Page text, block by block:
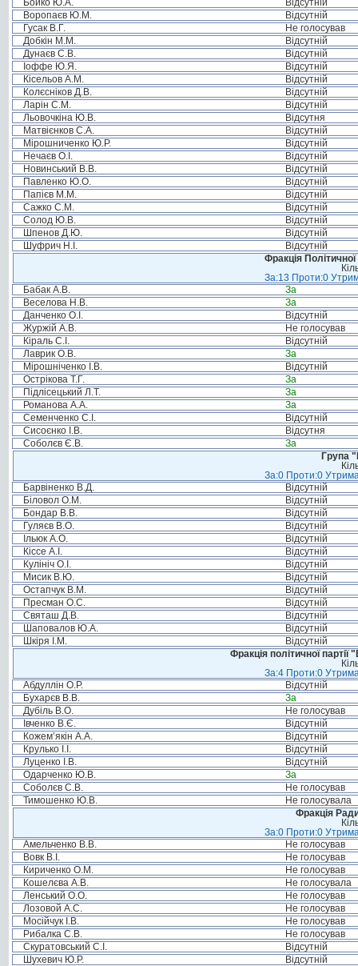
Бойко Ю.А.
Відсутній
Воропаєв Ю.М.
Відсутній
Гусак В.Г.
Не голосував
Добкін М.М.
Відсутній
Дунаєв С.В.
Відсутній
Іоффе Ю.Я.
Відсутній
Кісельов А.М.
Відсутній
Колєсніков Д.В.
Відсутній
Ларін С.М.
Відсутній
Льовочкіна Ю.В.
Відсутня
Матвієнков С.А.
Відсутній
Мірошниченко Ю.Р.
Відсутній
Нечаєв О.І.
Відсутній
Новинський В.В.
Відсутній
Павленко Ю.О.
Відсутній
Папієв М.М.
Відсутній
Сажко С.М.
Відсутній
Солод Ю.В.
Відсутній
Шпенов Д.Ю.
Відсутній
Шуфрич Н.І.
Відсутній
Фракція
За:13 Проти:0
Бабак А.В.
За
Веселова Н.В.
За
Данченко О.І.
Відсутній
Журжій А.В.
Не голосував
Кіраль С.І.
Відсутній
Лаврик О.В.
За
Мірошніченко І.В.
Відсутній
Острікова Т.Г.
За
Підлісецький Л.Т.
За
Романова А.А.
За
Семенченко С.І.
Відсутній
Сисоєнко І.В.
Відсутня
Соболєв Є.В.
За
Група
За:0 Проти:0
Барвіненко В.Д.
Відсутній
Біловол О.М.
Відсутній
Бондар В.В.
Відсутній
Гуляєв В.О.
Відсутній
Ільюк А.О.
Відсутній
Кіссе А.І.
Відсутній
Кулініч О.І.
Відсутній
Мисик В.Ю.
Відсутній
Остапчук В.М.
Відсутній
Пресман О.С.
Відсутній
Святаш Д.В.
Відсутній
Шаповалов Ю.А.
Відсутній
Шкіря І.М.
Відсутній
Фракція політичної
За:4 Проти:0
Абдуллін О.Р.
Відсутній
Бухарєв В.В.
За
Дубіль В.О.
Не голосував
Івченко В.Є.
Відсутній
Кожем’якін А.А.
Відсутній
Крулько І.І.
Відсутній
Луценко І.В.
Відсутній
Одарченко Ю.В.
За
Соболєв С.В.
Не голосував
Тимошенко Ю.В.
Не голосувала
Фракція
За:0 Проти:0
Амельченко В.В.
Не голосував
Вовк В.І.
Не голосував
Кириченко О.М.
Не голосував
Кошелєва А.В.
Не голосувала
Ленський О.О.
Не голосував
Лозовой А.С.
Не голосував
Мосійчук І.В.
Не голосував
Рибалка С.В.
Не голосував
Скуратовський С.І.
Відсутній
Шухевич Ю.Р.
Відсутній